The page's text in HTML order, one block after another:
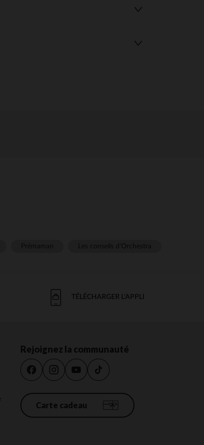
TÉLÉCHARGER L'APPLI
Rejoignez la communauté
Carte cadeau